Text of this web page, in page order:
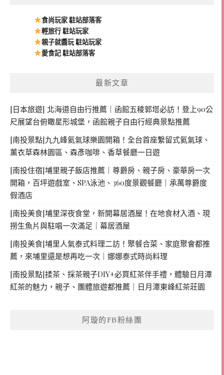
食尚玩家 駐站部落客
輕旅行 駐站玩家
親子就醬玩 駐站玩家
愛食記 駐站部落客
最新文章
[日本旅遊] 北海道自由行推薦｜函館五稜郭塔必訪！登上90公
尺展望台俯瞰星形城堡，函館親子自由行經典景點推薦
[南投景點]九九峰氦氣球樂園開箱！全台首座繫留式氦氣球、
薰衣草森林園區、森彥咖啡、香草餐廳一日遊
[南投住宿]埔里親子飯店推薦｜尊爵房、親子房、豪華房一次
開箱，百坪遊戲室、SPA泳池、360度景觀餐廳｜承萬尊爵度
假酒店
[南投美食]埔里深夜食堂，新開幕居酒屋！在地食材入酒、現
撈生魚片與駐唱一次滿足｜幕居酒屋
[南投美食]埔里人氣泰式料理二訪！聚餐合菜、家庭聚會都推
薦，來埔里還是想再吃一次｜娜娜泰式時尚料理
[南投景點]揉茶、採茶親子DIY+必買紅茶伴手禮，體驗日月潭
紅茶的魅力，親子、團體旅遊都推薦｜日月潭東峰紅茶莊園
阿璇的FB粉絲團